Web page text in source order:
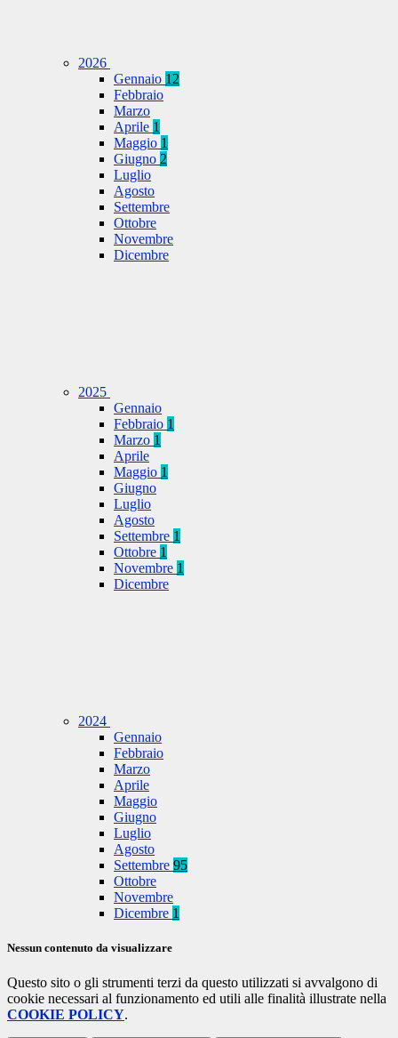
2026
Gennaio 12
Febbraio
Marzo
Aprile 1
Maggio 1
Giugno 2
Luglio
Agosto
Settembre
Ottobre
Novembre
Dicembre
2025
Gennaio
Febbraio 1
Marzo 1
Aprile
Maggio 1
Giugno
Luglio
Agosto
Settembre 1
Ottobre 1
Novembre 1
Dicembre
2024
Gennaio
Febbraio
Marzo
Aprile
Maggio
Giugno
Luglio
Agosto
Settembre 95
Ottobre
Novembre
Dicembre 1
Nessun contenuto da visualizzare
Questo sito o gli strumenti terzi da questo utilizzati si avvalgono di
cookie necessari al funzionamento ed utili alle finalità illustrate nella
COOKIE POLICY.